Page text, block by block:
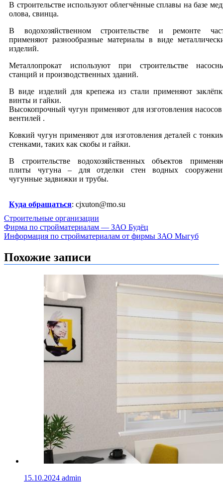
В строительстве используют облегчённые сплавы на базе
олова, свинца.
В водохозяйственном строительстве и ремонте
применяют разнообразные материалы в виде
изделий.
Металлопрокат используют при строительстве
станций и производственных зданий.
В виде изделий для крепежа из стали применяют
винты и гайки.
Высокопрочный чугун применяют для изготовления
вентилей .
Ковкий чугун применяют для изготовления деталей с
стенками, таких как скобы и гайки.
В строительстве водохозяйственных объектов
плиты чугуна – для отделки стен водных
чугунные задвижки и трубы.
Куда обращаться: cjxuton@mo.su
Строительные организации
Навигация
по
записям
Фирма по стройматериалам — ЗАО Будёц
Информация по стройматериалам от фирмы ЗАО Мыгуб
Похожие записи
15.10.2024 admin